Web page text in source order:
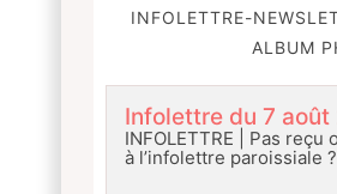
INFOLETTRE-
ALBUM
Infolettre du 7 août
INFOLETTRE | Pas
à l’infolettre paroissiale ?